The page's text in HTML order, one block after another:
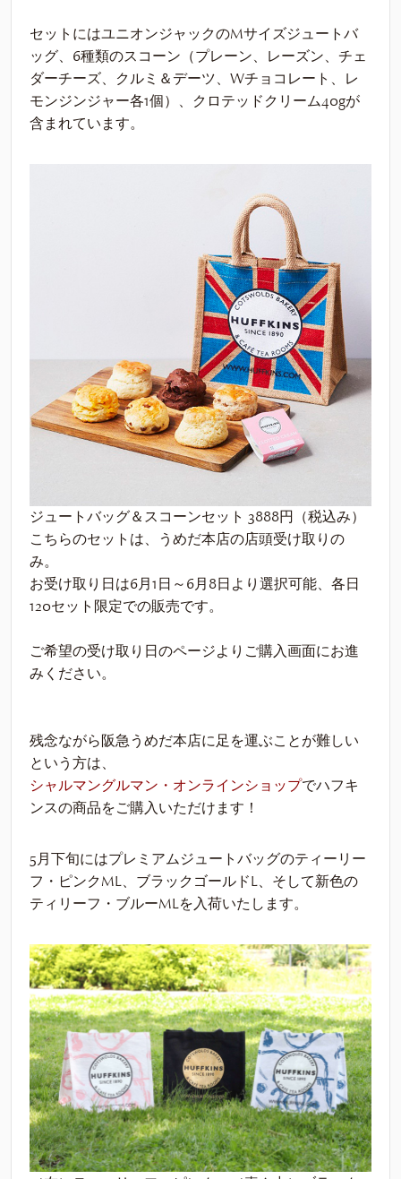
セットにはユニオンジャックのMサイズジュートバ
ッグ、6種類のスコーン（プレーン、レーズン、チェ
ダーチーズ、クルミ＆デーツ、Wチョコレート、レ
モンジンジャー各1個）、クロテッドクリーム40gが
含まれています。
ジュートバッグ＆スコーンセット 3888円（税込み）
こちらのセットは、うめだ本店の店頭受け取りの
み。
お受け取り日は6月1日～6月8日より選択可能、各日
120セット限定での販売です。
ご希望の受け取り日のページよりご購入画面にお進
みください。
残念ながら阪急うめだ本店に足を運ぶことが難しい
という方は、
シャルマングルマン・オンラインショップでハフキ
ンスの商品をご購入いただけます！
5月下旬にはプレミアムジュートバッグのティーリー
フ・ピンクML、ブラックゴールドL、そして新色の
ティリーフ・ブルーMLを入荷いたします。